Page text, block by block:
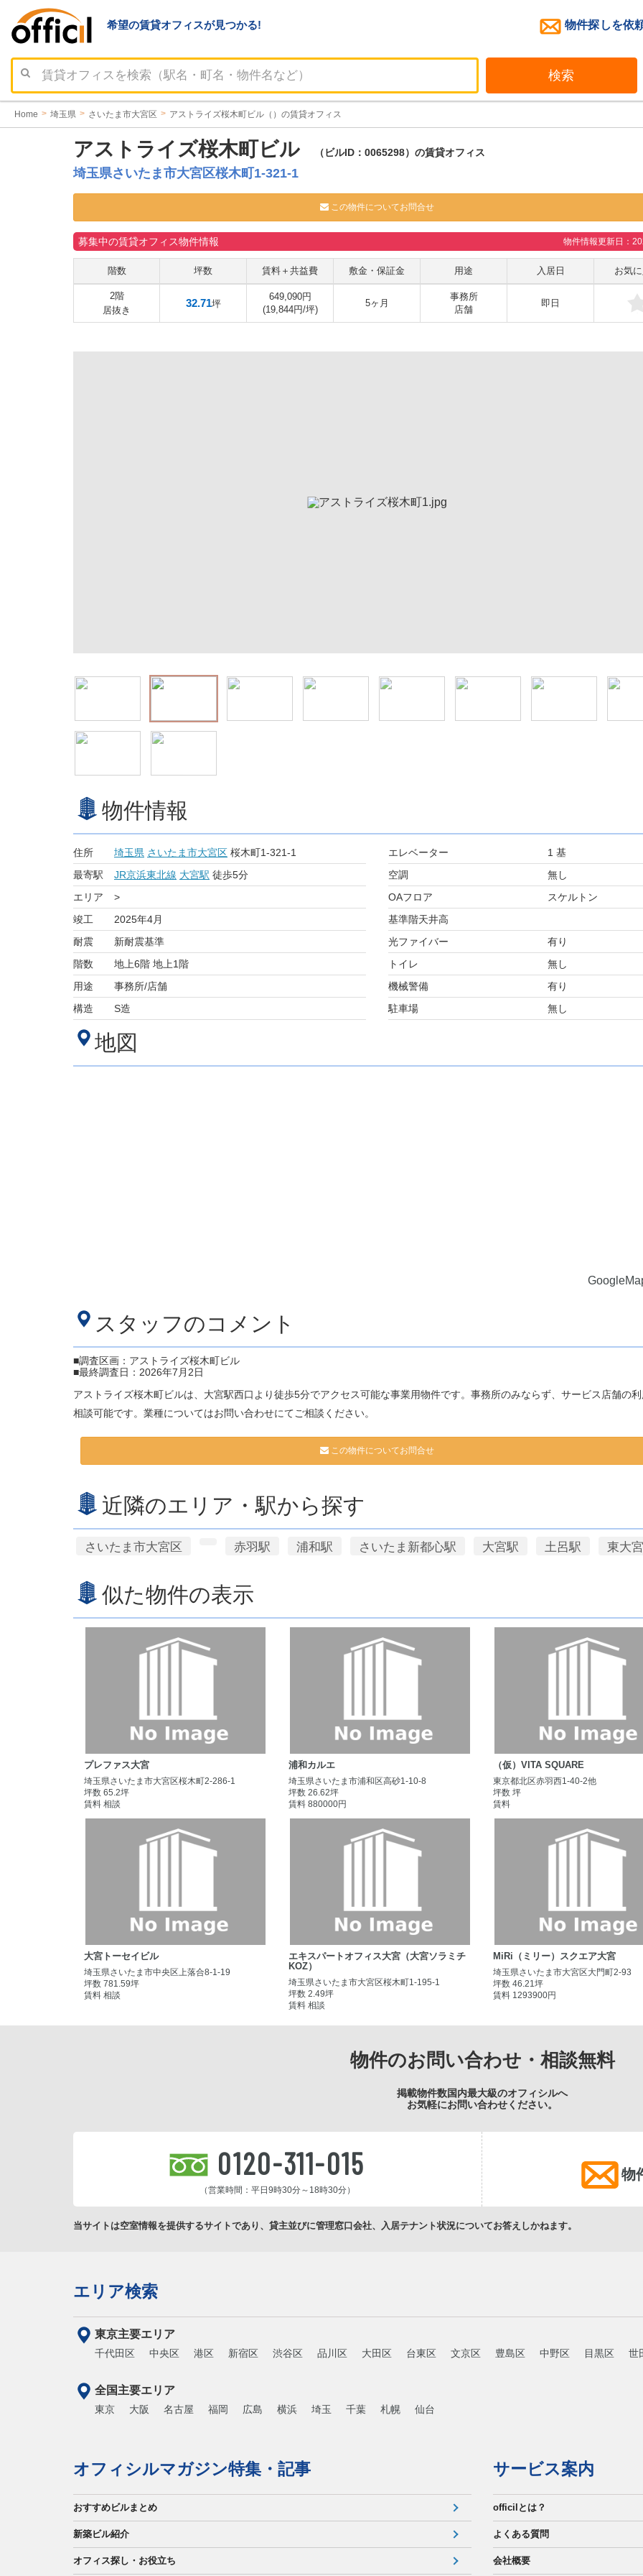
希望の賃貸オフィスが見つかる! 物件探しを依
検索
Home 埼玉県 さいたま市大宮区 アストライズ桜木町ビル（）の賃貸オフィス
アストライズ桜木町ビル （ビルID：0065298）の賃貸オフィス
埼玉県さいたま市大宮区桜木町1-321-1
この物件についてお問合せ
募集中の賃貸オフィス物件情報 物件情報更新日：
階数 坪数 賃料＋共益費 敷金・保証金 用途 入居日 お気
2階
居抜き
32.71坪
649,090円
(19,844円/坪)
5ヶ月
事務所
店舗
即日
物件情報
住所 埼玉県 さいたま市大宮区 桜木町1-321-1
最寄駅
JR京浜東北線 大宮駅 徒歩5分
エリア
>
竣工
2025年4月
耐震
新耐震基準
階数
地上6階 地上1階
用途
事務所/店舗
構造
S造
エレベーター
1 基
空調
無し
OAフロア
スケルトン
基準階天井高
光ファイバー
有り
トイレ
無し
機械警備
有り
駐車場
無し
地図
スタッフのコメント
■調査区画：アストライズ桜木町ビル
■最終調査日：2026年7月2日
アストライズ桜木町ビルは、大宮駅西口より徒歩5分でアクセス可能な事業用物件です。事務所のみならず、サービス店舗の
相談可能です。業種についてはお問い合わせにてご相談ください。
この物件についてお問合せ
近隣のエリア・駅から探す
さいたま市大宮区 赤羽駅 浦和駅 さいたま新都心駅 大宮駅 土呂駅 東大
似た物件の表示
プレファス大宮
埼玉県さいたま市大宮区桜木町2-286-1
坪数 65.2坪
賃料 相談
浦和カルエ
埼玉県さいたま市浦和区高砂1-10-8
坪数 26.62坪
賃料 880000円
（仮）VITA SQUARE
東京都北区赤羽西1-40-2他
坪数 坪
賃料
大宮トーセイビル
埼玉県さいたま市中央区上落合8-1-19
坪数 781.59坪
賃料 相談
エキスパートオフィス大宮（大宮ソラミチ
KOZ）
埼玉県さいたま市大宮区桜木町1-195-1
坪数 2.49坪
賃料 相談
MiRi（ミリー）スクエア大宮
埼玉県さいたま市大宮区大門町2-93
坪数 46.21坪
賃料 1293900円
物件のお問い合わせ・相談無料
掲載物件数国内最大級のオフィシルへ
お気軽にお問い合わせください。
0120-311-015
（営業時間：平日9時30分～18時30分）
物
当サイトは空室情報を提供するサイトであり、貸主並びに管理窓口会社、入居テナント状況についてお答えしかねます。
エリア検索
東京主要エリア
千代田区 中央区 港区 新宿区 渋谷区 品川区 大田区 台東区 文京区 豊島区 中野区 目黒区 世
全国主要エリア
東京 大阪 名古屋 福岡 広島 横浜 埼玉 千葉 札幌 仙台
オフィシルマガジン特集・記事
おすすめビルまとめ
新築ビル紹介
オフィス探し・お役立ち
サービス案内
officilとは？
よくある質問
会社概要